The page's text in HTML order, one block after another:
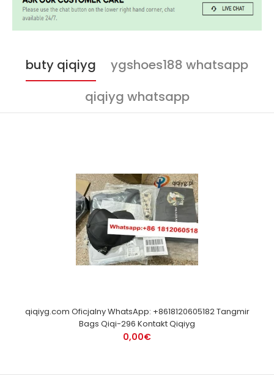
buty qiqiyg
ygshoes188 whatsapp
qiqiyg whatsapp
qiqiyg.com Oficjalny WhatsApp: +8618120605182 Tangmir
Bags Qiqi-296 Kontakt Qiqiyg
0,00€